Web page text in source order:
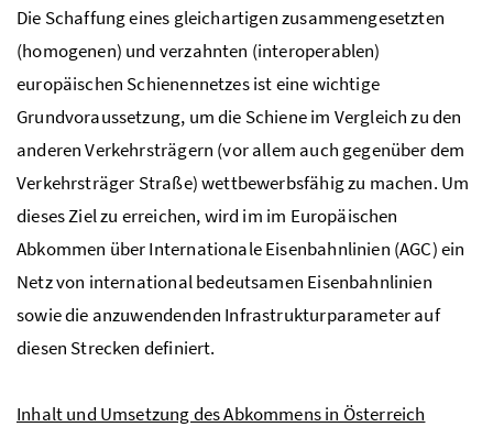
Die Schaffung eines gleichartigen zusammengesetzten
(homogenen) und verzahnten (interoperablen)
europäischen Schienennetzes ist eine wichtige
Grundvoraussetzung, um die Schiene im Vergleich zu den
anderen Verkehrsträgern (vor allem auch gegenüber dem
Verkehrsträger Straße) wettbewerbsfähig zu machen. Um
dieses Ziel zu erreichen, wird im im Europäischen
Abkommen über Internationale Eisenbahnlinien (AGC) ein
Netz von international bedeutsamen Eisenbahnlinien
sowie die anzuwendenden Infrastrukturparameter auf
diesen Strecken definiert.
Inhalt und Umsetzung des Abkommens in Österreich